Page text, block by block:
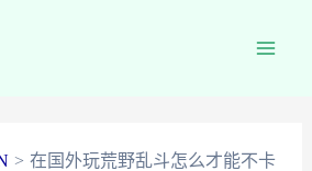
在国外玩荒野乱斗怎么才能不卡